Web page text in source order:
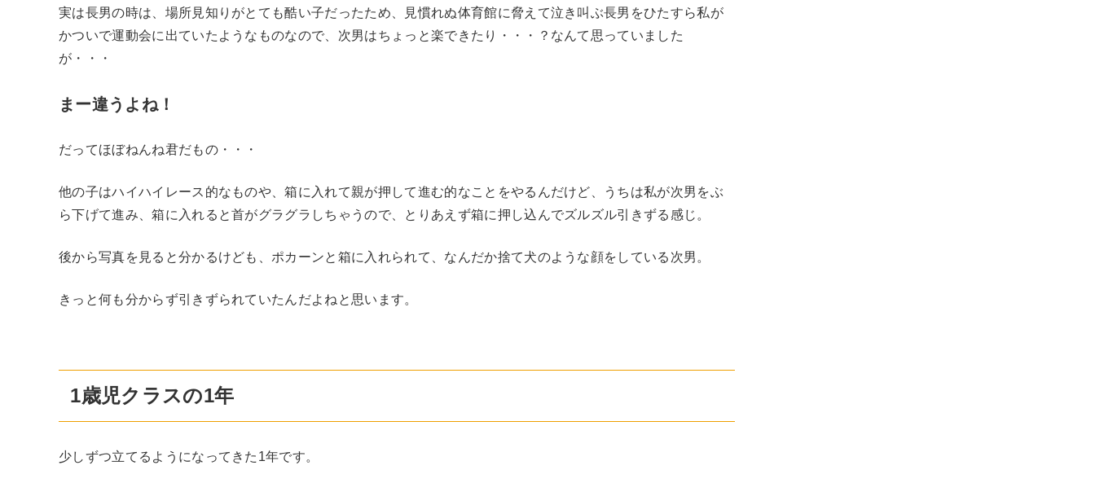
実は長男の時は、場所見知りがとても酷い子だったため、見慣れぬ体育館に脅えて泣き叫ぶ長男をひたすら私が
かついで運動会に出ていたようなものなので、次男はちょっと楽できたり・・・？なんて思っていました
が・・・
まー違うよね！
だってほぼねんね君だもの・・・
他の子はハイハイレース的なものや、箱に入れて親が押して進む的なことをやるんだけど、うちは私が次男をぶ
ら下げて進み、箱に入れると首がグラグラしちゃうので、とりあえず箱に押し込んでズルズル引きずる感じ。
後から写真を見ると分かるけども、ポカーンと箱に入れられて、なんだか捨て犬のような顔をしている次男。
きっと何も分からず引きずられていたんだよねと思います。
1歳児クラスの1年
少しずつ立てるようになってきた1年です。